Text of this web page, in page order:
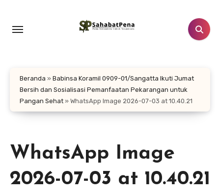
konten
Beranda » Babinsa Koramil 0909-01/Sangatta Ikuti Jumat
Bersih dan Sosialisasi Pemanfaatan Pekarangan untuk
Pangan Sehat » WhatsApp Image 2026-07-03 at 10.40.21
WhatsApp Image
2026-07-03 at 10.40.21